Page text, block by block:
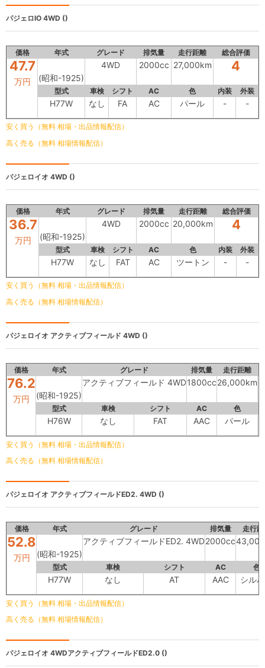
パジェロIO 4WD ()
価格 年式 グレード 排気量 走行距離 総合評価
47.7
万円 (昭和-1925)
4WD 2000cc 27,000km 4
型式 車検 シフト AC 色 内装 外装
H77W なし FA AC パール - -
安く買う（無料 相場・出品情報配信）
高く売る（無料 相場情報配信）
パジェロイオ 4WD ()
価格 年式 グレード 排気量 走行距離 総合評価
36.7
万円 (昭和-1925)
4WD 2000cc 20,000km 4
型式 車検 シフト AC 色 内装 外装
H77W なし FAT AC ツートン - -
安く買う（無料 相場・出品情報配信）
高く売る（無料 相場情報配信）
パジェロイオ アクティブフィールド 4WD ()
価格 年式 グレード 排気量 走行距離
76.2
万円 (昭和-1925)
アクティブフィールド 4WD1800cc26,000km
型式 車検 シフト AC 色
H76W なし FAT AAC パール
安く買う（無料 相場・出品情報配信）
高く売る（無料 相場情報配信）
パジェロイオ アクティブフィールドED2. 4WD ()
価格 年式 グレード 排気量 走行
52.8
万円 (昭和-1925)
アクティブフィールドED2. 4WD2000cc
型式 車検 シフト AC 色
H77W なし AT AAC シル
安く買う（無料 相場・出品情報配信）
高く売る（無料 相場情報配信）
パジェロイオ 4WDアクティブフィールドED2.0 ()